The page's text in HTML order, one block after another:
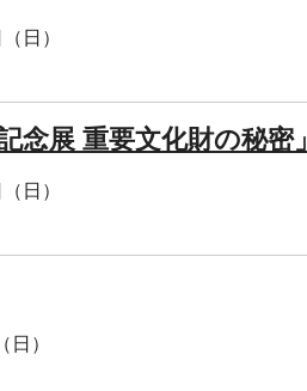
日）
念展 重要文化財の秘密」
日）
）